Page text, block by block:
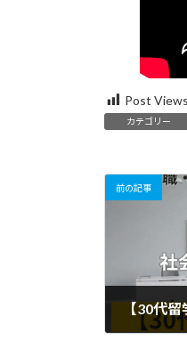
Post
カテゴリー
前の記事